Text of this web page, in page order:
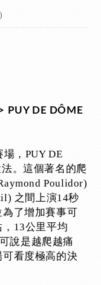
PUY DE DÔME
，PUY DE
。這個著名的爬
Poulidor)
之間上演14秒
了增加賽事可
13公里平均
說是越爬越痛
看度極高的決